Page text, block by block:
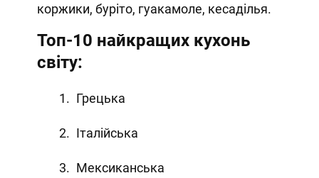
коржики, буріто, гуакамоле, кесаділья.
Топ-10 найкращих кухонь
світу:
Грецька
Італійська
Мексиканська